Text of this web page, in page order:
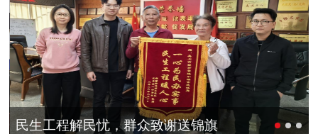
民生工程解民忧，群众致谢送锦旗